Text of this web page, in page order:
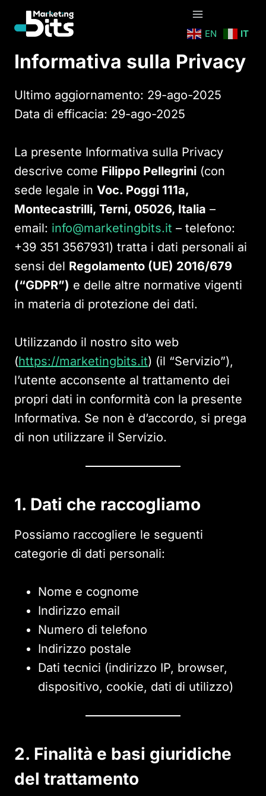
Salta
EN IT
Informativa sulla Privacy
Ultimo aggiornamento: 29-ago-2025
Data di efficacia: 29-ago-2025
La presente Informativa sulla Privacy
descrive come Filippo Pellegrini (con
sede legale in Voc. Poggi 111a,
Montecastrilli, Terni, 05026, Italia –
email: info@marketingbits.it – telefono:
+39 351 3567931) tratta i dati personali ai
sensi del Regolamento (UE) 2016/679
(“GDPR”) e delle altre normative vigenti
in materia di protezione dei dati.
Utilizzando il nostro sito web
(https://marketingbits.it) (il “Servizio”),
l’utente acconsente al trattamento dei
propri dati in conformità con la presente
Informativa. Se non è d’accordo, si prega
di non utilizzare il Servizio.
1. Dati che raccogliamo
Possiamo raccogliere le seguenti
categorie di dati personali:
Nome e cognome
Indirizzo email
Numero di telefono
Indirizzo postale
Dati tecnici (indirizzo IP, browser,
dispositivo, cookie, dati di utilizzo)
2. Finalità e basi giuridiche
del trattamento